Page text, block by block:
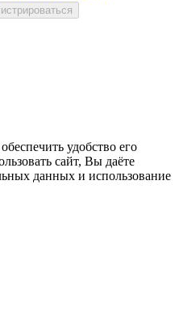
удобство его
сайт, Вы даёте
данных и использование